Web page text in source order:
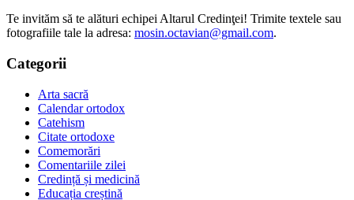
Te invităm să te alături echipei Altarul Credinţei! Trimite textele sau
fotografiile tale la adresa: mosin.octavian@gmail.com.
Categorii
Arta sacră
Calendar ortodox
Catehism
Citate ortodoxe
Comemorări
Comentariile zilei
Credință și medicină
Educația creștină